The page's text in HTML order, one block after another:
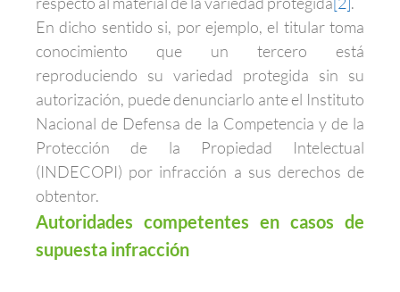
En dicho sentido si, por ejemplo, el titular toma
conocimiento que un tercero está
reproduciendo su variedad protegida sin su
autorización, puede denunciarlo ante el Instituto
Nacional de Defensa de la Competencia y de la
Protección de la Propiedad Intelectual
(INDECOPI) por infracción a sus derechos de
obtentor.
Autoridades competentes en casos de
supuesta infracción